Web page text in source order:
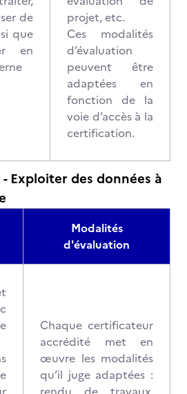
de
que
en
projet, etc.
Ces modalités
d’évaluation
peuvent être
adaptées en
fonction de la
voie d’accès à la
certification.
- Exploiter des données à
Modalités
d'évaluation
Chaque certificateur
accrédité met en
œuvre les modalités
qu’il juge adaptées :